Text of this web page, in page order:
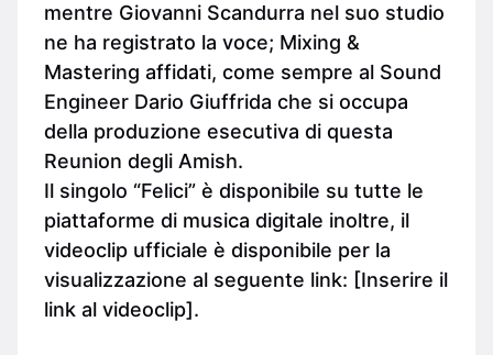
mentre Giovanni Scandurra nel suo studio
ne ha registrato la voce; Mixing &
Mastering affidati, come sempre al Sound
Engineer Dario Giuffrida che si occupa
della produzione esecutiva di questa
Reunion degli Amish.
Il singolo “Felici” è disponibile su tutte le
piattaforme di musica digitale inoltre, il
videoclip ufficiale è disponibile per la
visualizzazione al seguente link: [Inserire il
link al videoclip].